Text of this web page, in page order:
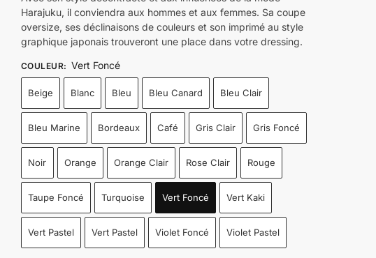
Harajuku, il conviendra aux hommes et aux femmes. Sa coupe
oversize, ses déclinaisons de couleurs et son imprimé au style
graphique japonais trouveront une place dans votre dressing.
COULEUR: Vert Foncé
Beige Blanc Bleu Bleu Canard Bleu Clair
Bleu Marine Bordeaux Café Gris Clair Gris Foncé
Noir Orange Orange Clair Rose Clair Rouge
Taupe Foncé Turquoise Vert Foncé Vert Kaki
Vert Pastel Vert Pastel Violet Foncé Violet Pastel